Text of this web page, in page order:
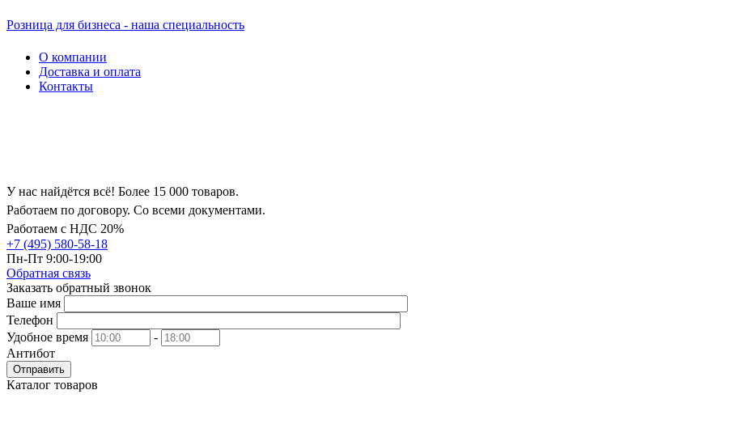
Розница для бизнеса - наша специальность
О компании
Доставка и оплата
Контакты
У нас найдётся всё! Более 15 000 товаров.
Работаем по договору. Со всеми документами.
Работаем с НДС 20%
+7 (495) 580-58-18
Пн-Пт 9:00-19:00
Обратная связь
Заказать обратный звонок
Ваше имя
Телефон
Удобное время
-
Антибот
Отправить
Каталог товаров